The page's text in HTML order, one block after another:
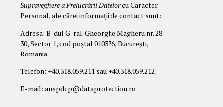
Supraveghere a Prelucrării Datelorcu Caracter
Personal, ale cărei informații de contact sunt:
Adresa: B-dul G-ral. Gheorghe Magheru nr. 28-
30, Sector 1, cod poștal 010336, București,
Romania
Telefon: +40.318.059.211 sau +40.318.059.212;
E-mail: anspdcp@dataprotection.ro